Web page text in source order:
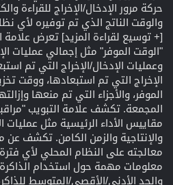
حركة مرور الإدخال/الإخراج للقراءة
والوقت الناتج الذي تم توفيره لأي
[+ توسيع لقراءة المزيد] تعرض علامة
"الوقت الموفر" مثل إجمالي عمليات
وعمليات الإدخال/الإخراج التي تم
الإخراج التي تم استبعادها، ووقت
الموفر، والأجزاء التي تم منعها
المجمعة. تكشف علامة التبويب
مقاييس الأداء الرئيسية مثل عمليات
والإنتاجية والزمن الكامن. تكشف
معالجته على النظام المحلي لأي
معلومات مهمة حول استخدام الذاكرة
والحد الأدنى/الأقصى/المتوسط